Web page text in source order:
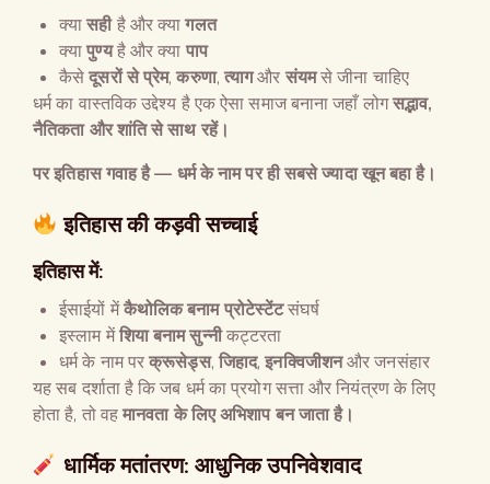
क्यासहीहै और क्यागलत
क्यापुण्यहै और क्या पाप
कैसेदूसरों से प्रेम,करुणा, त्यागऔर संयमसे जीना चाहिए
धर्म का वास्तविक उद्देश्य है एक ऐसा समाज बनाना जहाँ लोगसद्भाव,
नैतिकता और शांति से साथ रहें।
पर इतिहास गवाह है— धर्म के नाम पर ही सबसे ज्यादा खून बहा है।
इतिहास की कड़वी सच्चाई
इतिहास में:
ईसाईयों मेंकैथोलिक बनाम प्रोटेस्टेंटसंघर्ष
इस्लाम मेंशिया बनाम सुन्नीकट्टरता
धर्म के नाम परक्रूसेड्स, जिहाद,इनक्विजीशनऔर जनसंहार
यह सब दर्शाता है कि जब धर्म का प्रयोग सत्ता और नियंत्रण के लिए
होता है, तो वहमानवता के लिए अभिशाप बन जाता है।
धार्मिक मतांतरण: आधुनिक उपनिवेशवाद